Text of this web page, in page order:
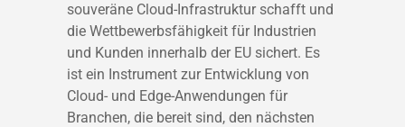
souveräne Cloud-Infrastruktur schafft und
die Wettbewerbsfähigkeit für Industrien
und Kunden innerhalb der EU sichert. Es
ist ein Instrument zur Entwicklung von
Cloud- und Edge-Anwendungen für
Branchen, die bereit sind, den nächsten